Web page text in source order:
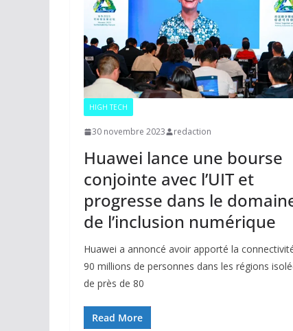
HIGH TECH
30 novembre 2023 redaction
Huawei lance une bourse
conjointe avec l’UIT et
progresse dans le
de l’inclusion numérique
Huawei a annoncé avoir apporté la
90 millions de personnes dans les régions
de près de 80
Read More